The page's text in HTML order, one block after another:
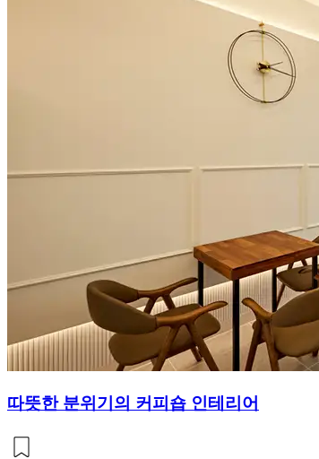
따뜻한 분위기의 커피숍 인테리어